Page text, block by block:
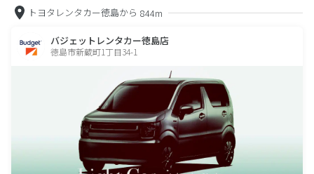
トヨタレンタカー徳島から 844m
バジェットレンタカー徳島店
徳島市新蔵町1丁目34-1